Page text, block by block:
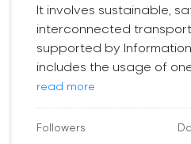
It involves sustainable,
interconnected
supported by
includes the usage of
read more
Followers